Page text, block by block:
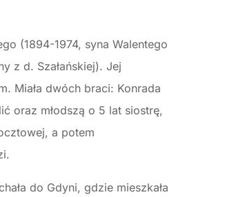
(1894-1974, syna Walentego
z d. Szałańskiej). Jej
Miała dwóch braci: Konrada
oraz młodszą o 5 lat siostrę,
a potem
do Gdyni, gdzie mieszkała